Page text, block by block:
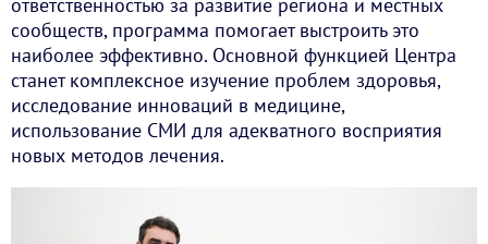
сообществ, программа помогает выстроить это
наиболее эффективно. Основной функцией Центра
станет комплексное изучение проблем здоровья,
исследование инноваций в медицине,
использование СМИ для адекватного восприятия
новых методов лечения.